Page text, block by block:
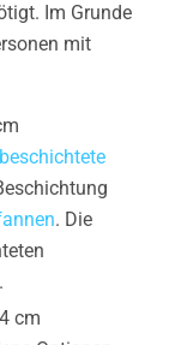
Im Grunde
mit
. Die
.
cm